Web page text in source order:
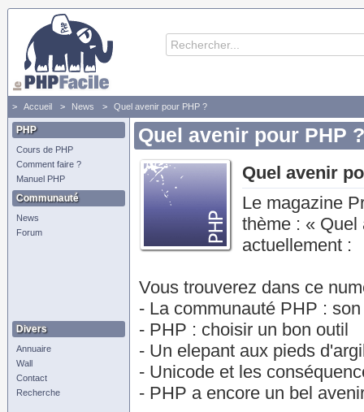
Accueil News Quel avenir pour PHP ?
PHP
Cours de PHP
Comment faire ?
Manuel PHP
Communauté
News
Forum
Divers
Annuaire
Wall
Contact
Recherche
Quel avenir pour PHP ?
Quel avenir
Le magazine
thème : « Quel
actuellement :
Vous trouverez dans ce
- La communauté PHP :
- PHP : choisir un bon outil
- Un elepant aux pieds
- Unicode et les
- PHP a encore un bel